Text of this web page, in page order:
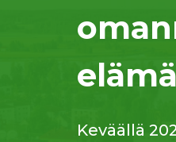
Keväällä